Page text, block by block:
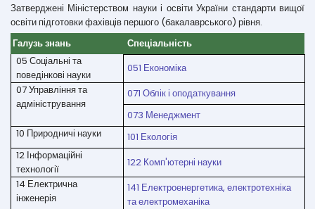
Затверджені Міністерством науки і освіти України стандарти вищої
освіти підготовки фахівців першого (бакалаврського) рівня.
Галузь знань
Спеціальність
05 Соціальні та
поведінкові науки
051 Економіка
07 Управління та
адміністрування
071 Облік і оподаткування
073 Менеджмент
10 Природничі науки
101 Екологія
12 Інформаційні
технології
122 Комп'ютерні науки
14 Електрична
інженерія
141 Електроенергетика, електротехніка
та електромеханіка